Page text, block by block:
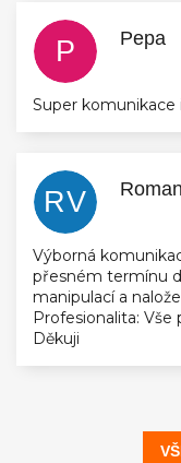
P Pepa
Super komunikace
RV
Výborná
přesném termínu
manipulací a
Profesionalita:
Děkuji